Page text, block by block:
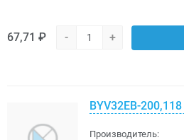
67,71 ₽ - +
BYV32EB-200,118
Производитель: